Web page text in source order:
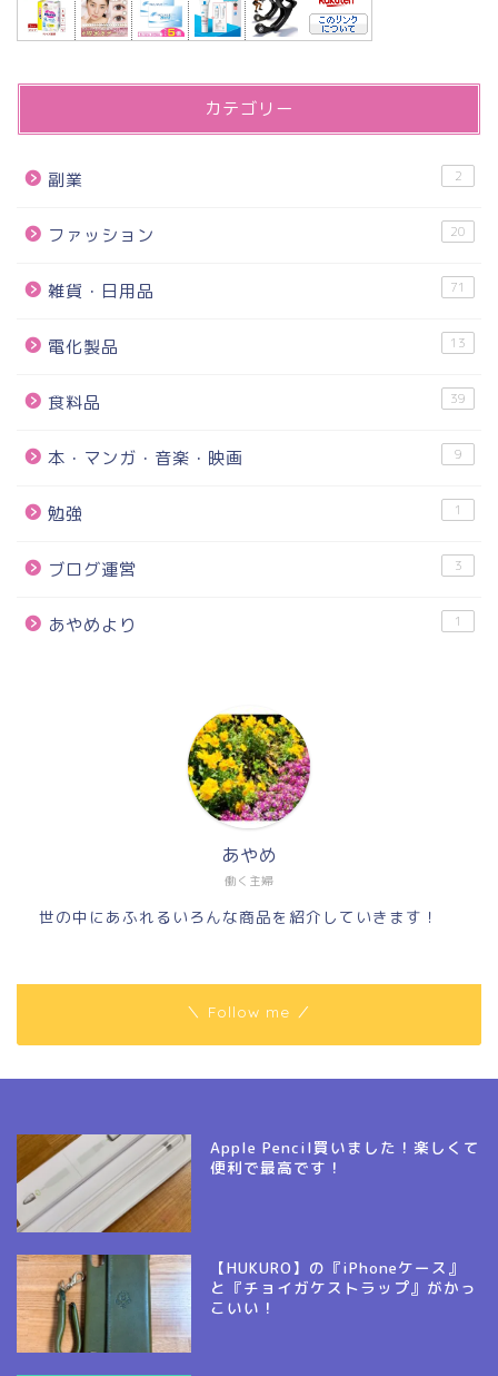
カテゴリー
副業 2
ファッション 20
雑貨・日用品 71
電化製品 13
食料品 39
本・マンガ・音楽・映画 9
勉強 1
ブログ運営 3
あやめより 1
働く主婦
あやめ
世の中にあふれるいろんな商品を紹介していきます！
＼ Follow me ／
Apple Pencil買いました！楽しくて
便利で最高です！
【HUKURO】の『iPhoneケース』
と『チョイガケストラップ』がかっ
こいい！